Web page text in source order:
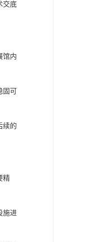
交底
馆内
可
续的
精
施进